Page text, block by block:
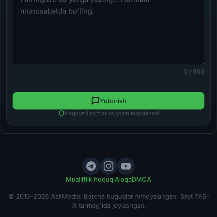
0 / 500
Haqoratli so'zlar va spam taqiqlanadi
Yuborish
Mualliflik huquqiAloqaDMCA
© 2015–2026 AsilMedia. Barcha huquqlar himoyalangan. Sayt TAS-
IX tarmog'ida joylashgan.